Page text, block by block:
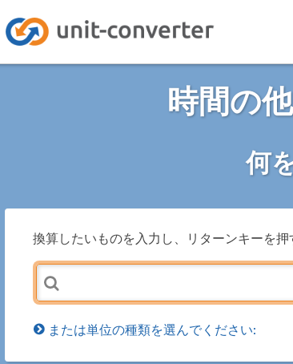
時間の
何
換算したいものを入力し、リターンキーを押
または単位の種類を選んでください: